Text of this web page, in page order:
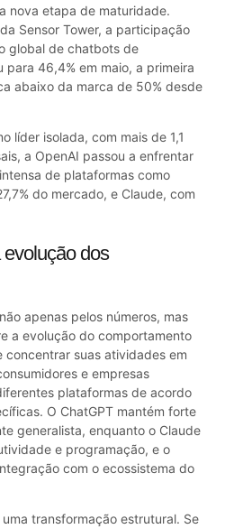
nova etapa de maturidade.
Sensor Tower, a participação
global de chatbots de
para 46,4% em maio, a primeira
abaixo da marca de 50% desde
líder isolada, com mais de 1,1
a OpenAI passou a enfrentar
de plataformas como
do mercado, e Claude, com
dos
apenas pelos números, mas
a evolução do comportamento
concentrar suas atividades em
e empresas
plataformas de acordo
O ChatGPT mantém forte
generalista, enquanto o Claude
e programação, e o
com o ecossistema do
transformação estrutural. Se